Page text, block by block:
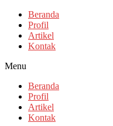
Beranda
Profil
Artikel
Kontak
Menu
Beranda
Profil
Artikel
Kontak